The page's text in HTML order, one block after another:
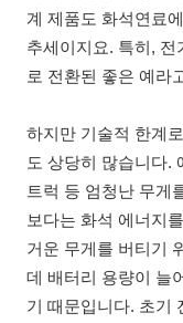
계 제품도 화석연료
추세이지요. 특히, 전
로 전환된 좋은 예라
하지만 기술적 한계
도 상당히 많습니다.
트럭 등 엄청난 무게
보다는 화석 에너지
거운 무게를 버티기
데 배터리 용량이 늘
기 때문입니다. 초기